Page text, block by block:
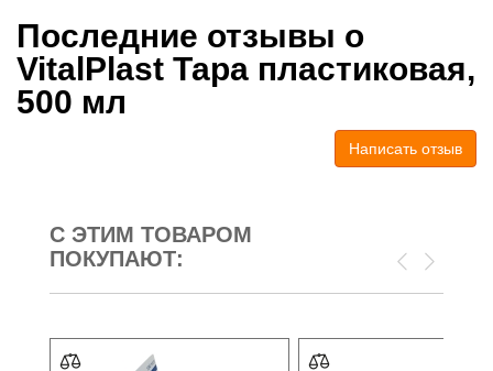
Последние отзывы о
VitalPlast Тара пластиковая,
500 мл
Написать отзыв
С ЭТИМ ТОВАРОМ
ПОКУПАЮТ: